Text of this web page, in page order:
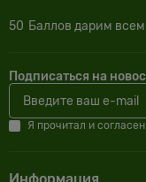
50 Баллов дарим
Подписаться на
Я прочитал и